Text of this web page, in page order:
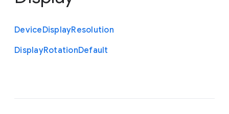
DeviceDisplayResolution
DisplayRotationDefault